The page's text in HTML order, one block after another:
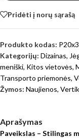
Pridėti į norų sąrašą
Produkto kodas:
Kategorijų: Dizainas,
meniški, Kitos vietovės,
Transporto priemonės,
Žymos: Naujienos,
Aprašymas
Paveikslas – Stilingas